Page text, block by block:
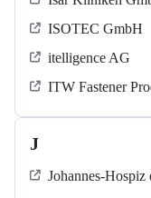
ISOTEC GmbH
itelligence AG
ITW Fastener
J
Johannes-